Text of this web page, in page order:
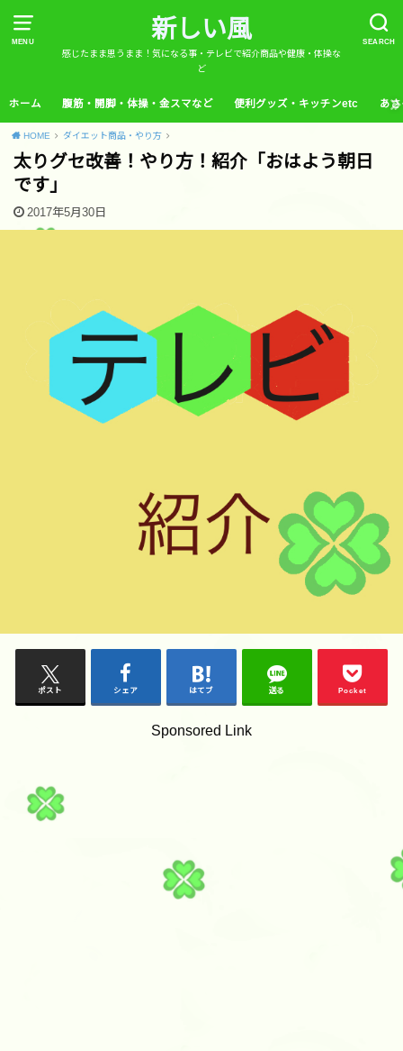
MENU SEARCH
新しい風
感じたまま思うまま！気になる事・テレビで紹介商品や健康・体操な
ど
ホーム 腹筋・開脚・体操・金スマなど 便利グッズ・キッチンetc あ
HOME ダイエット商品・やり方
太りグセ改善！やり方！紹介「おはよう朝日
です」
2017年5月30日
ポスト シェア はてブ 送る Pocket
Sponsored Link